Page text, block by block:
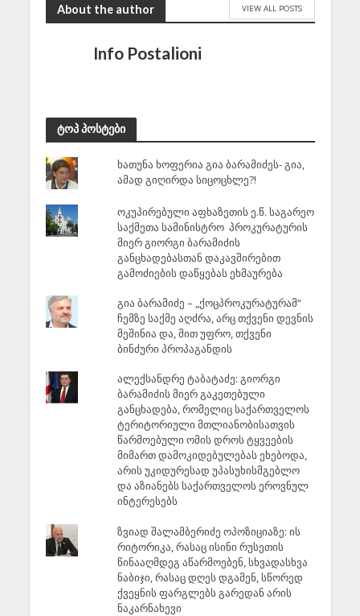
About the author VIEW ALL POSTS
Info Postalioni
ტოპ პოსტები
ხათუნა ხოფერია გია ბარამიძეს- გია,
ამად გიღირდა სიცოცხლე?!
ოკუპირებული აფხაზეთის ე.წ. საგარეო
საქმეთა სამინისტრო პროკურატურის
მიერ გიორგი ბარამიძის
განცხადებასთან დაკავშირებით
გამოძიების დაწყებას ეხმაურება
გია ბარამიძე – „ქოცპროკურატურამ“
ჩემზე საქმე აღძრა, არც თქვენი დევნის
მეშინია და, მით უფრო, თქვენი
ბინძური პროპაგანდის
ალექსანდრე ტაბატაძე: გიორგი
ბარამიძის მიერ გაკეთებული
განცხადება, რომელიც საქართველოს
ტერიტორიული მთლიანობისათვის
წარმოებული ომის დროს ტყვეების
მიმართ დამოკიდებულებას ეხებოდა,
არის უკიდურესად უპასუხისმგებლო
და აზიანებს საქართველოს ეროვნულ
ინტერესებს
ზვიად შალამბერიძე ოპოზიციაზე: ის
რიტორიკა, რასაც ისინი რუსეთის
წინააღმდეგ აწარმოებენ, სხვადასხვა
ნაბიჯი, რასაც დღეს დგამენ, სწორედ
ქვეყნის ფარგლებს გარედან არის
ნაკარნახევი